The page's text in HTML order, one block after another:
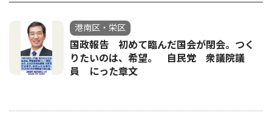
港南区・栄区
国政報告 初めて臨んだ国会が閉会。つく
りたいのは、希望。 自民党 衆議院議
員 にった章文